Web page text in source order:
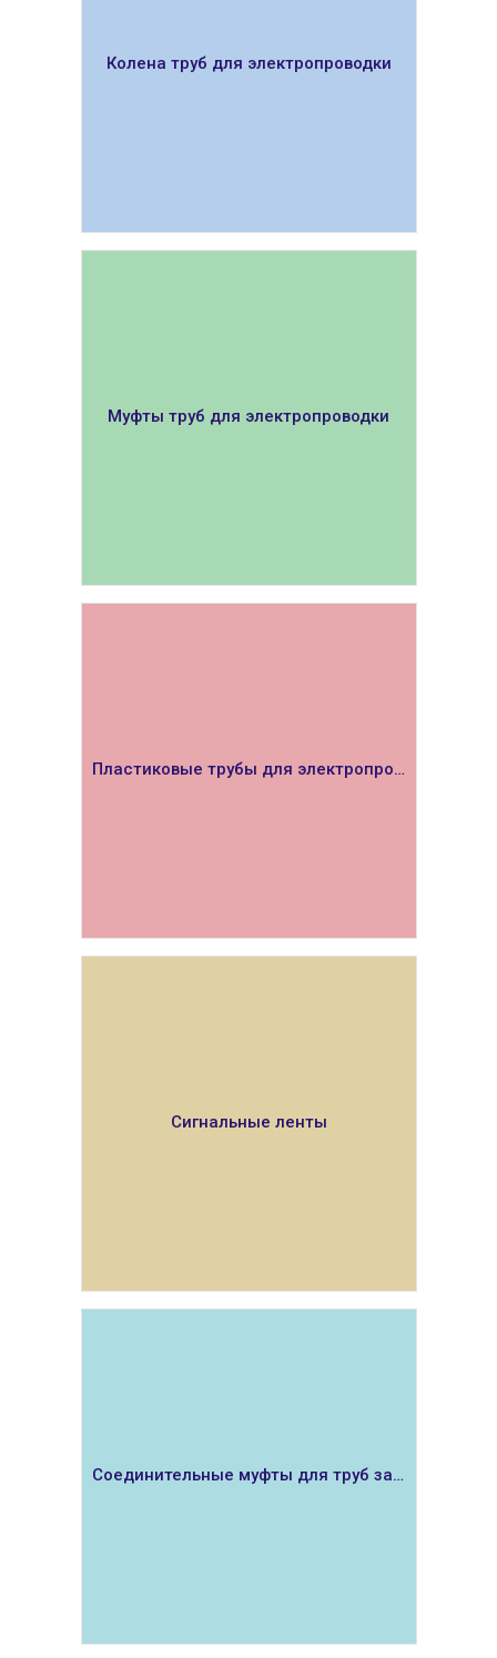
Колена труб для электропроводки
Муфты труб для электропроводки
Пластиковые трубы для электропроводки
Сигнальные ленты
Соединительные муфты для труб защиты кабеля